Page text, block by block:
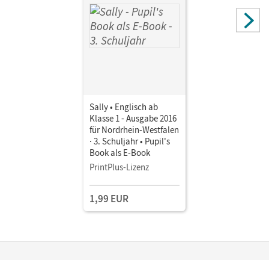
Sally • Englisch ab
Klasse 1 - Ausgabe 2016
für Nordrhein-Westfalen
· 3. Schuljahr • Pupil's
Book als E-Book
PrintPlus-Lizenz
1,99 EUR